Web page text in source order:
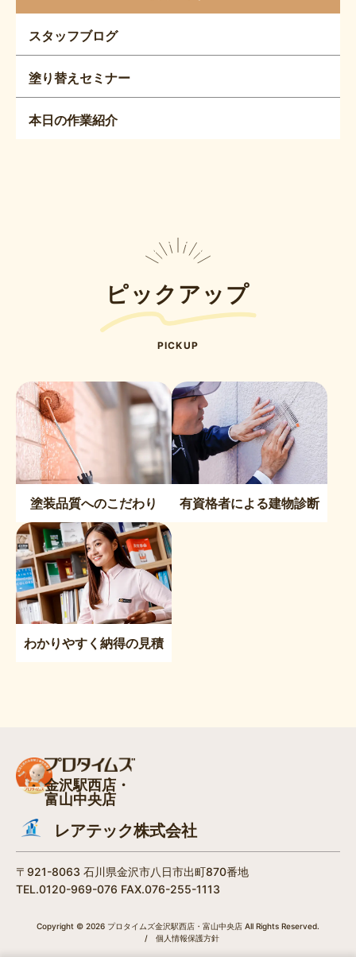
スタッフブログ
塗り替えセミナー
本日の作業紹介
ピックアップ
PICKUP
塗装品質へのこだわり 有資格者による建物診断
わかりやすく納得の見積
金沢駅西店・
富山中央店
レアテック株式会社
〒921-8063 石川県金沢市八日市出町870番地
TEL.0120-969-076 FAX.076-255-1113
Copyright © 2026 プロタイムズ金沢駅西店・富山中央店 All Rights Reserved.
/
個人情報保護方針